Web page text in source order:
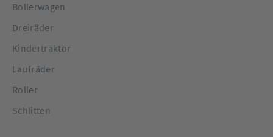
Bollerwagen
Dreiräder
Kindertraktor
Laufräder
Roller
Schlitten